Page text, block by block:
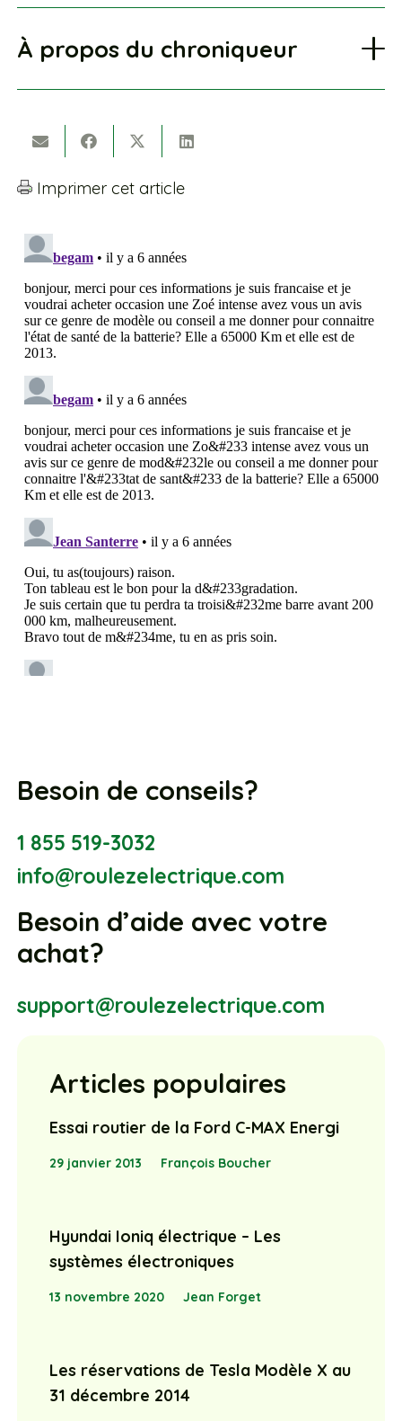
À propos du chroniqueur
Imprimer cet article
Besoin de conseils?
1 855 519-3032
info@roulezelectrique.com
Besoin d’aide avec votre
achat?
support@roulezelectrique.com
Articles populaires
Essai routier de la Ford C-MAX Energi
29 janvier 2013 François Boucher
Hyundai Ioniq électrique – Les
systèmes électroniques
13 novembre 2020 Jean Forget
Les réservations de Tesla Modèle X au
31 décembre 2014